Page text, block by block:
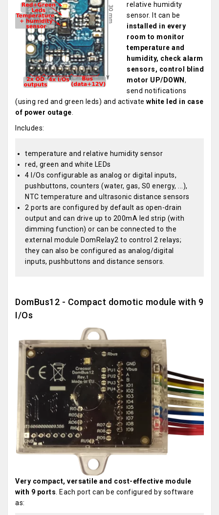
relative humidity
sensor. It can be
installed in every
room to monitor
temperature and
humidity, check alarm
sensors, control blind
motor UP/DOWN ,
send notifications
(using red and green leds) and activate white led in case
of power outage.
Includes:
temperature and relative humidity sensor
red, green and white LEDs
4 I/Os configurable as analog or digital inputs,
pushbuttons, counters (water, gas, S0 energy, ...),
NTC temperature and ultrasonic distance sensors
2 ports are configured by default as open-drain
output and can drive up to 200mA led strip (with
dimming function) or can be connected to the
external module DomRelay2 to control 2 relays;
they can also be configured as analog/digital
inputs, pushbuttons and distance sensors.
DomBus12 - Compact domotic module with 9
I/Os
Very compact, versatile and cost-effective module
with 9 ports. Each port can be configured by software
as: